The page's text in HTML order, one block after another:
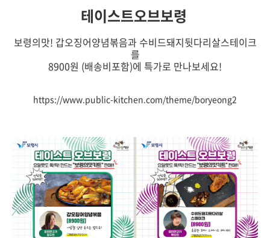
테이스트오브보령
보령의맛! 갑오징어양념볶음과 수비드돼지뒷다리살스테이크
를
8900원 (배송비포함)에 특가로 만나보세요!
https://www.public-kitchen.com/theme/boryeong2